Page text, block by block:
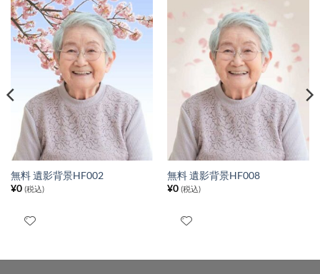
無料 遺影背景HF002
¥0 (税込)
無料 遺影背景HF008
¥0 (税込)